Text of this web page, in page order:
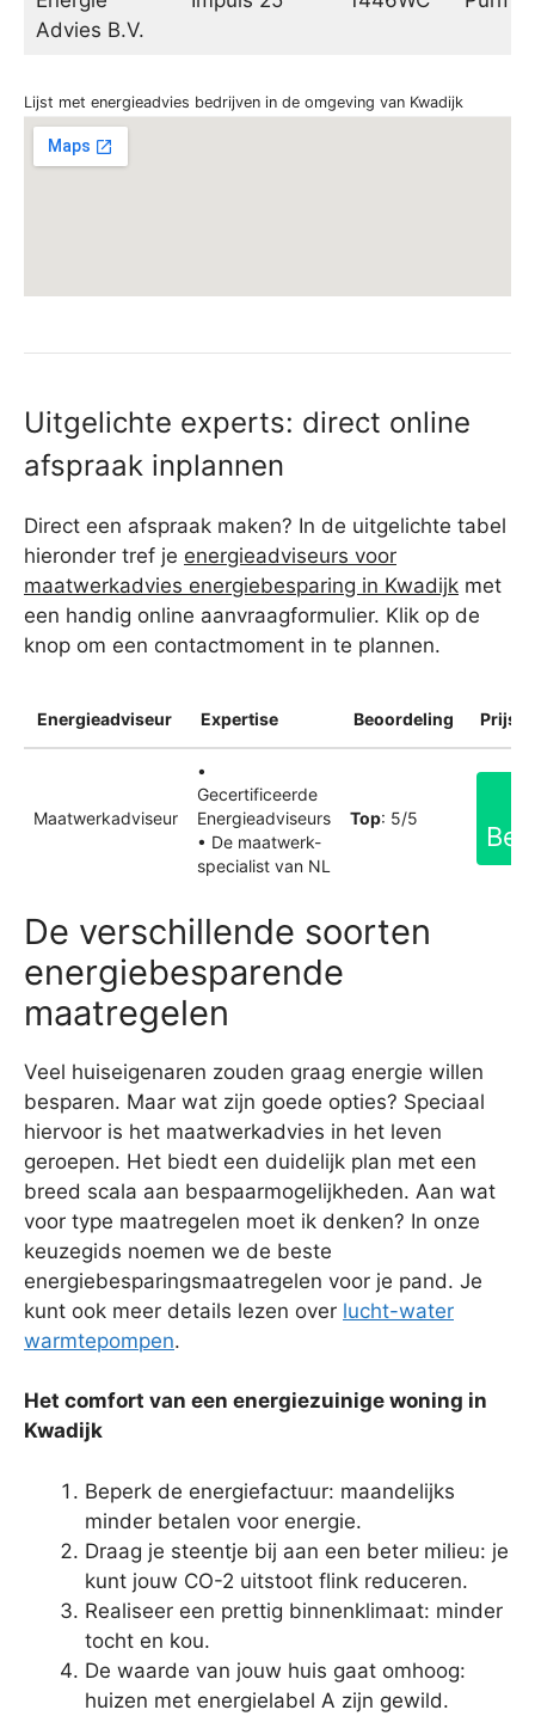
Advies B.V.
Lijst met energieadvies bedrijven in de omgeving van Kwadijk
Uitgelichte experts: direct online
afspraak inplannen
Direct een afspraak maken? In de uitgelichte tabel
hieronder tref je energieadviseurs voor
maatwerkadvies energiebesparing in Kwadijk met
een handig online aanvraagformulier. Klik op de
knop om een contactmoment in te plannen.
Energieadviseur Expertise Beoordeling
Maatwerkadviseur
•
Gecertificeerde
Energieadviseurs
• De maatwerk-
specialist van NL
Top: 5/5
De verschillende soorten
energiebesparende
maatregelen
Veel huiseigenaren zouden graag energie willen
besparen. Maar wat zijn goede opties? Speciaal
hiervoor is het maatwerkadvies in het leven
geroepen. Het biedt een duidelijk plan met een
breed scala aan bespaarmogelijkheden. Aan wat
voor type maatregelen moet ik denken? In onze
keuzegids noemen we de beste
energiebesparingsmaatregelen voor je pand. Je
kunt ook meer details lezen over lucht-water
warmtepompen.
Het comfort van een energiezuinige woning in
Kwadijk
Beperk de energiefactuur: maandelijks
minder betalen voor energie.
Draag je steentje bij aan een beter milieu: je
kunt jouw CO-2 uitstoot flink reduceren.
Realiseer een prettig binnenklimaat: minder
tocht en kou.
De waarde van jouw huis gaat omhoog:
huizen met energielabel A zijn gewild.